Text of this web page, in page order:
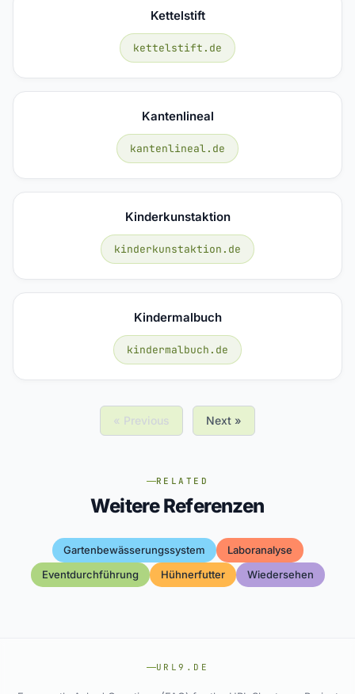
Kettelstift
kettelstift.de
Kantenlineal
kantenlineal.de
Kinderkunstaktion
kinderkunstaktion.de
Kindermalbuch
kindermalbuch.de
« Previous Next »
RELATED
Weitere Referenzen
Gartenbewässerungssystem
Laboranalyse
Eventdurchführung
Hühnerfutter Wiedersehen
URL9.DE